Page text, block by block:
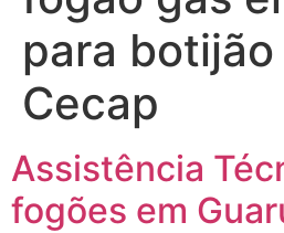
para botijão
Cecap
Assistência
fogões em